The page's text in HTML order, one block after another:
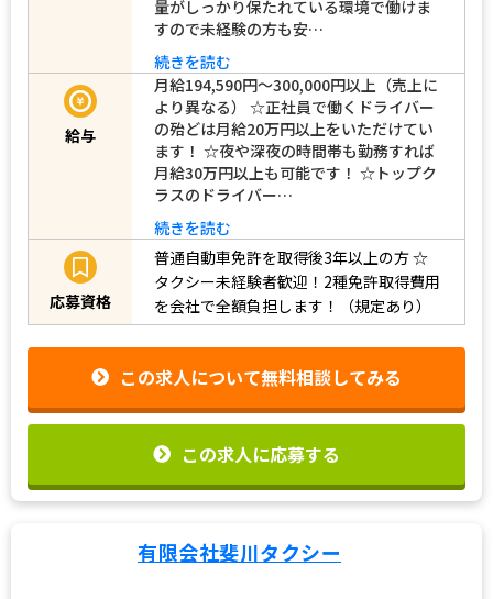
量がしっかり保たれている環境で働けま
すので未経験の方も安…
続きを読む
給与
月給194,590円～300,000円以上（売上に
より異なる） ☆正社員で働くドライバー
の殆どは月給20万円以上をいただけてい
ます！ ☆夜や深夜の時間帯も勤務すれば
月給30万円以上も可能です！ ☆トップク
ラスのドライバー…
続きを読む
応募資格
普通自動車免許を取得後3年以上の方☆
タクシー未経験者歓迎！2種免許取得費用
を会社で全額負担します！（規定あり）
この求人について無料相談してみる
この求人に応募する
有限会社斐川タクシー